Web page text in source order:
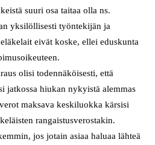
suuri osa taitaa olla ns.
yksilöllisesti työntekijän ja
eivät koske, ellei eduskunta
olisi todennäköisesti, että
jatkossa hiukan nykyistä alemmas
maksava keskiluokka kärsisi
rangaistusverostakin.
jos jotain asiaa haluaa lähteä